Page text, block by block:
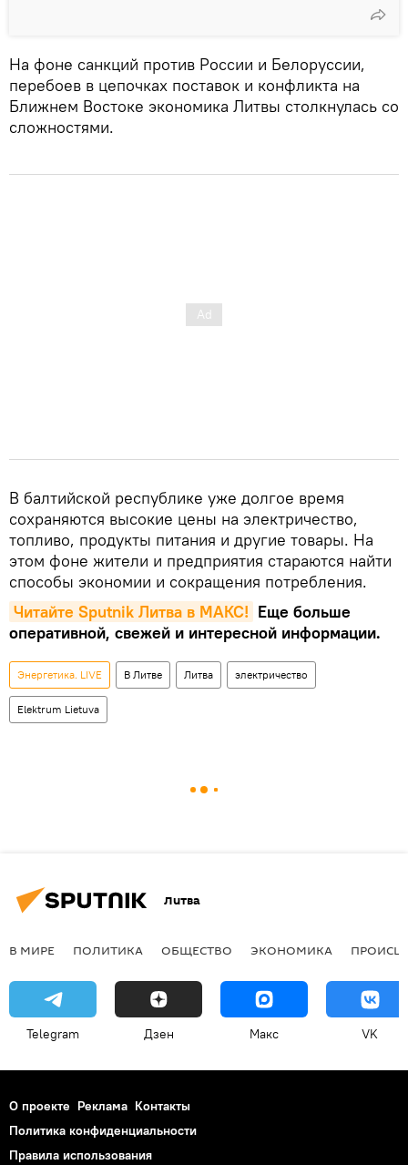
На фоне санкций против России и Белоруссии,
перебоев в цепочках поставок и конфликта на
Ближнем Востоке экономика Литвы столкнулась со
сложностями.
В балтийской республике уже долгое время
сохраняются высокие цены на электричество,
топливо, продукты питания и другие товары. На
этом фоне жители и предприятия стараются найти
способы экономии и сокращения потребления.
Читайте Sputnik Литва в MAКС! Еще больше
оперативной, свежей и интересной информации.
Энергетика. LIVE В Литве Литва электричество
Elektrum Lietuva
Литва
В МИРЕ ПОЛИТИКА ОБЩЕСТВО ЭКОНОМИКА
Telegram Дзен Макс VK
О проекте Реклама Контакты
Политика конфиденциальности
Правила использования